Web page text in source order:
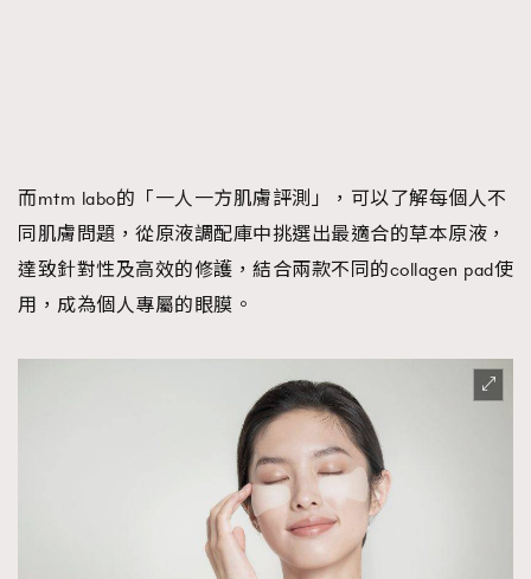
而mtm labo的「一人一方肌膚評測」，可以了解每個人不
同肌膚問題，從原液調配庫中挑選出最適合的草本原液，
達致針對性及高效的修護，結合兩款不同的collagen pad使
用，成為個人專屬的眼膜。